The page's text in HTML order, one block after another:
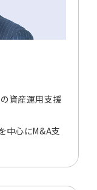
資産運用支援
中心にM&A支